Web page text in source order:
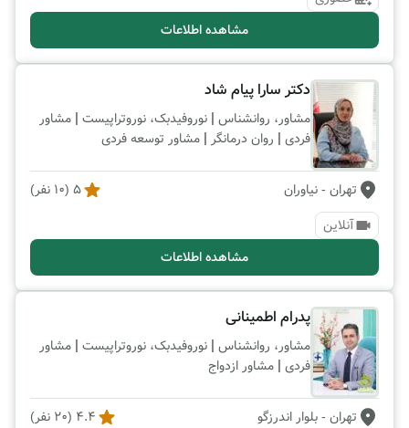
مشاهده اطلاعات
دکتر سارا پیام شاد
مشاور، روانشناس | نوروفیدبک، نوروتراپیست | مشاور
فردی | روان درمانگر | مشاور توسعه فردی
تهران - نیاوران 5
(
10 نفر)
آنلاین
مشاهده اطلاعات
پدرام اطمینانی
مشاور، روانشناس | نوروفیدبک، نوروتراپیست | مشاور
فردی | مشاور ازدواج
تهران - بلوار اندرزگو 4.4
(
20 نفر)